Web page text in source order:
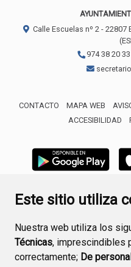
Este sitio utiliza
Nuestra web utiliza los
Técnicas, imprescindibles
correctamente; De
Calle Escuelas nº 2 - 22807
974 38 20 33
CONTACTO MAPA WEB
ACCESIBILIDAD